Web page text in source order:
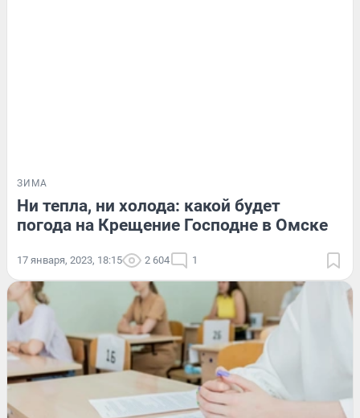
ЗИМА
Ни тепла, ни холода: какой будет
погода на Крещение Господне в Омске
17 января, 2023, 18:15 2 604 1